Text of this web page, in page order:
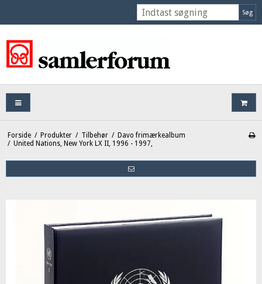
Søg
Forside / Produkter / Tilbehør / Davo frimærkealbum
/ United Nations, New York LX II, 1996 - 1997,